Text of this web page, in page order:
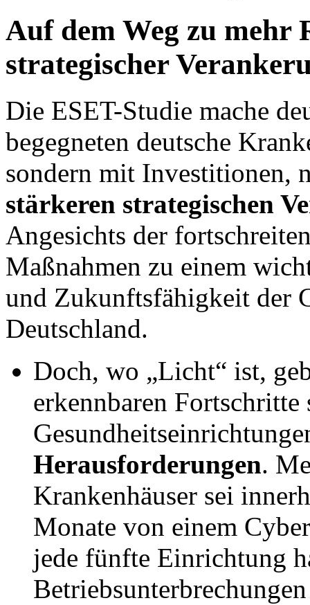
Auf dem Weg zu mehr
strategischer
Die ESET-Studie mache
begegneten deutsche
sondern mit Investitionen,
stärkeren strategischen
Angesichts der
Maßnahmen zu einem
und Zukunftsfähigkeit der
Deutschland.
Doch, wo „Licht“ ist,
erkennbaren Fortschritte
Herausforderungen.
Krankenhäuser sei
Monate von einem
jede fünfte Einrichtung